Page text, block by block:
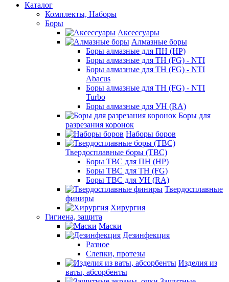
Каталог
Комплекты, Наборы
Боры
Аксессуары
Алмазные боры
Боры алмазные для ПН (HP)
Боры алмазные для ТН (FG) - NTI
Боры алмазные для ТН (FG) - NTI
Abacus
Боры алмазные для ТН (FG) - NTI
Turbo
Боры алмазные для УН (RA)
Боры для
разрезания коронок
Наборы боров
Твердосплавные боры (ТВС)
Боры ТВС для ПН (HP)
Боры ТВС для ТН (FG)
Боры ТВС для УН (RA)
Твердосплавные
финиры
Хирургия
Гигиена, защита
Маски
Дезинфекция
Разное
Слепки, протезы
Изделия из
ваты, абсорбенты